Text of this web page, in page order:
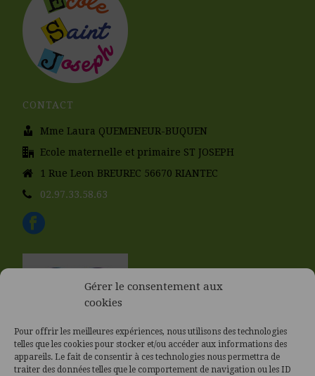
Gérer le consentement aux
cookies
Pour offrir les meilleures expériences, nous utilisons des technologies
telles que les cookies pour stocker et/ou accéder aux informations des
appareils. Le fait de consentir à ces technologies nous permettra de
traiter des données telles que le comportement de navigation ou les ID
CONTACT
Mme Laura QUEMENEUR-BUQUEN
Ecole maternelle et primaire ST JOSEPH
1 Rue Leon BREUREC 56670 RIANTEC
02.97.33.58.63